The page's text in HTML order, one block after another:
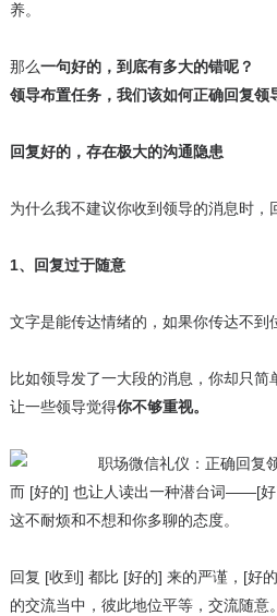
养。
那么一句好的，到底有多大的错呢？
领导布置任务，我们该如何正确回复领
回复好的，存在极大的沟通隐患
为什么我不建议你收到领导的消息时，
1、回复过于随意
文字是能传达情绪的，如果你传达不到
比如领导发了一大段的消息，你却只
让一些领导觉得你不够重视。
而 [好的] 也让人读出一种潜台词——[
这不耐烦和不想和你多聊的态度。
回复 [收到] 都比 [好的] 来的严谨，[好
的交流当中，彼此地位平等，交流随意。